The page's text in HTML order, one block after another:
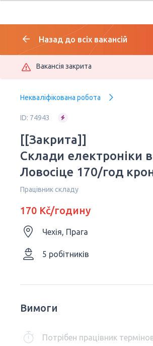
Назад до всіх вакансій
Вакансія закрита
Некваліфікована робота
ID: 74943
[[Закрита]]
Cклади електроніки в
Ловосіце 170/год
Працівник складу
170 Kč/годину
Чехія, Прага
5 робітників
Вимоги
Потрібен працівник